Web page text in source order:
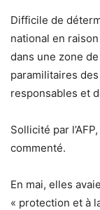
Difficile de
national en
dans une zone
paramilitaires
responsables et
Sollicité par
commenté.
En mai, elles
« protection et à